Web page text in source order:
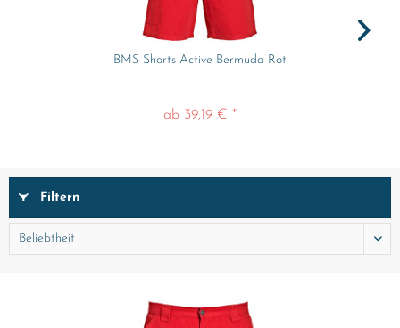
BMS Shorts Active Bermuda Rot
ab 39,19 € *
Filtern